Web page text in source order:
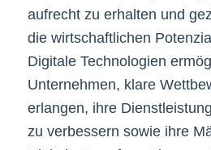
aufrecht zu erhalten und
die wirtschaftlichen
Digitale Technologien
Unternehmen, klare
erlangen, ihre
zu verbessern sowie ihre